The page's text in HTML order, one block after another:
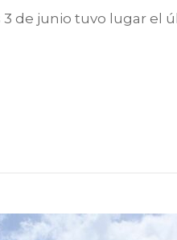
3 de junio tuvo lugar el